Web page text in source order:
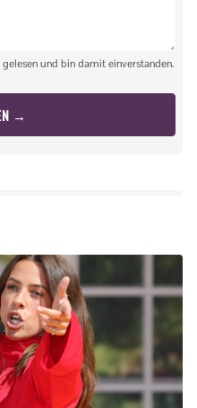
und bin damit einverstanden.